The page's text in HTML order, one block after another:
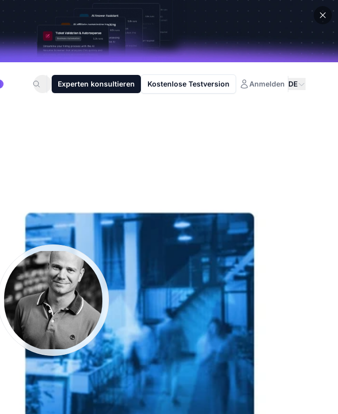
Experten konsultieren Kostenlose Testversion Anmelden DE